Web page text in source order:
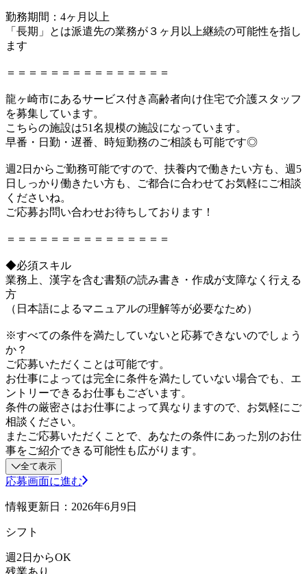
勤務期間：4ヶ月以上
「長期」とは派遣先の業務が３ヶ月以上継続の可能性を指し
ます
＝＝＝＝＝＝＝＝＝＝＝＝＝＝＝
龍ヶ崎市にあるサービス付き高齢者向け住宅で介護スタッフ
を募集しています。
こちらの施設は51名規模の施設になっています。
早番・日勤・遅番、時短勤務のご相談も可能です◎
週2日からご勤務可能ですので、扶養内で働きたい方も、週5
日しっかり働きたい方も、ご都合に合わせてお気軽にご相談
くださいね。
ご応募お問い合わせお待ちしております！
＝＝＝＝＝＝＝＝＝＝＝＝＝＝＝
◆必須スキル
業務上、漢字を含む書類の読み書き・作成が支障なく行える
方
（日本語によるマニュアルの理解等が必要なため）
※すべての条件を満たしていないと応募できないのでしょう
か？
ご応募いただくことは可能です。
お仕事によっては完全に条件を満たしていない場合でも、エ
ントリーできるお仕事もございます。
条件の厳密さはお仕事によって異なりますので、お気軽にご
相談ください。
またご応募いただくことで、あなたの条件にあった別のお仕
事をご紹介できる可能性も広がります。
全て表示
応募画面に進む
情報更新日：2026年6月9日
シフト
週2日からOK
残業あり